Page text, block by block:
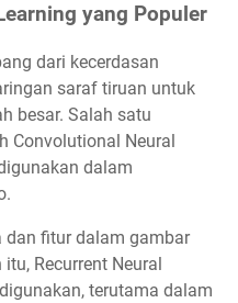
yang Populer
dari kecerdasan
saraf tiruan untuk
besar. Salah satu
Convolutional Neural
dalam
dan fitur dalam gambar
Recurrent Neural
terutama dalam